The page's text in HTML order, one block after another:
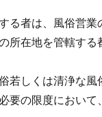
る者は、風俗営業
所在地を管轄す
若しくは清浄な
要の限度において、